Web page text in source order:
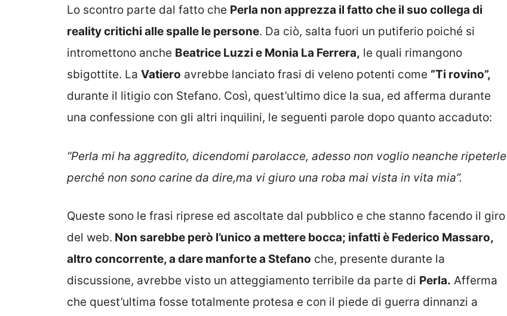
Lo scontro parte dal fatto che Perla non apprezza il fatto che il suo collega di
reality critichi alle spalle le persone. Da ciò, salta fuori un putiferio poiché si
intromettono anche Beatrice Luzzi e Monia La Ferrera, le quali rimangono
sbigottite. La Vatiero avrebbe lanciato frasi di veleno potenti come “Ti rovino”,
durante il litigio con Stefano. Così, quest’ultimo dice la sua, ed afferma durante
una confessione con gli altri inquilini, le seguenti parole dopo quanto accaduto:
“Perla mi ha aggredito, dicendomi parolacce, adesso non voglio neanche ripeterle
perché non sono carine da dire,ma vi giuro una roba mai vista in vita mia”.
Queste sono le frasi riprese ed ascoltate dal pubblico e che stanno facendo il giro
del web. Non sarebbe però l’unico a mettere bocca; infatti è Federico Massaro,
altro concorrente, a dare manforte a Stefano che, presente durante la
discussione, avrebbe visto un atteggiamento terribile da parte di Perla. Afferma
che quest’ultima fosse totalmente protesa e con il piede di guerra dinnanzi a